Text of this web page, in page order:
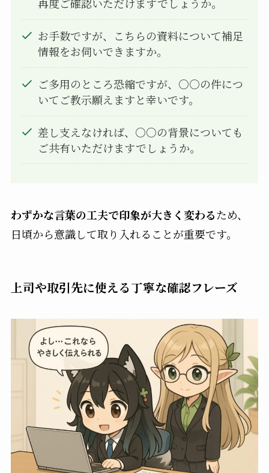
再度ご確認いただけますでしょうか。
お手数ですが、こちらの資料について補足
情報をお伺いできますか。
ご多用のところ恐縮ですが、○○の件につ
いてご教示願えますと幸いです。
差し支えなければ、○○の背景についても
ご共有いただけますでしょうか。
わずかな言葉の工夫で印象が大きく変わるため、
日頃から意識して取り入れることが重要です。
上司や取引先に使える丁寧な確認フレーズ